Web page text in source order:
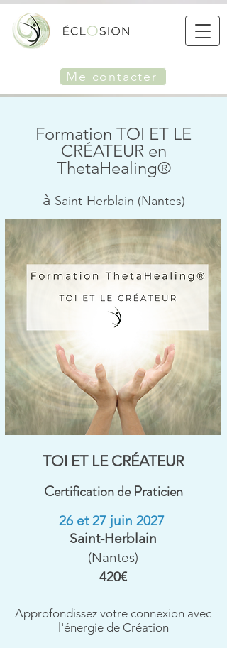
Me contacter
Formation TOI ET LE
CRÉATEUR en
ThetaHealing®
à Saint-Herblain (Nantes)
TOI ET LE CRÉATEUR
Certification de Praticien
26 et 27 juin 2027
Saint-Herblain
(Nantes)
420€
Approfondissez votre connexion avec
l'énergie de Création